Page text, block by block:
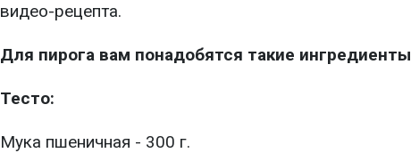
видео-рецепта.
Для пирога вам понадобятся такие ингредиенты
Тесто:
Мука пшеничная - 300 г.